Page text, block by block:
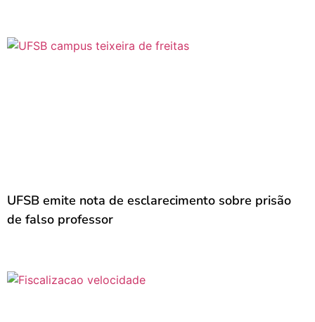
UFSB emite nota de esclarecimento sobre prisão
de falso professor